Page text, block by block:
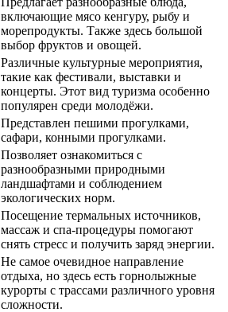
включающие мясо кенгуру, рыбу и
морепродукты. Также здесь большой
выбор фруктов и овощей.
Различные культурные мероприятия,
такие как фестивали, выставки и
концерты. Этот вид туризма особенно
популярен среди молодёжи.
Представлен пешими прогулками,
сафари, конными прогулками.
Позволяет ознакомиться с
разнообразными природными
ландшафтами и соблюдением
экологических норм.
Посещение термальных источников,
массаж и спа-процедуры помогают
снять стресс и получить заряд энергии.
Не самое очевидное направление
отдыха, но здесь есть горнолыжные
курорты с трассами различного уровня
сложности.